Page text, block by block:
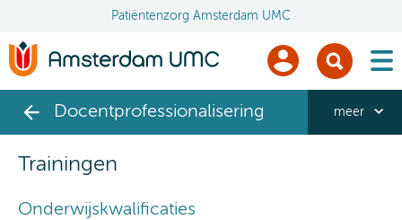
Patiëntenzorg Amsterdam UMC
Docentprofessionalisering
Trainingen
meer
Onderwijskwalificaties